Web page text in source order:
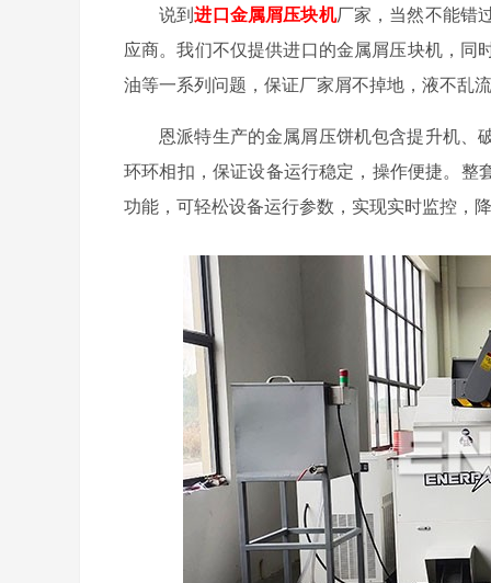
说到进口金属屑压块机厂家，当然不能错
应商。我们不仅提供进口的金属屑压块机，
油等一系列问题，保证厂家屑不掉地，液不乱
恩派特生产的金属屑压饼机包含提升机、
环环相扣，保证设备运行稳定，操作便捷。
功能，可轻松设备运行参数，实现实时监控，